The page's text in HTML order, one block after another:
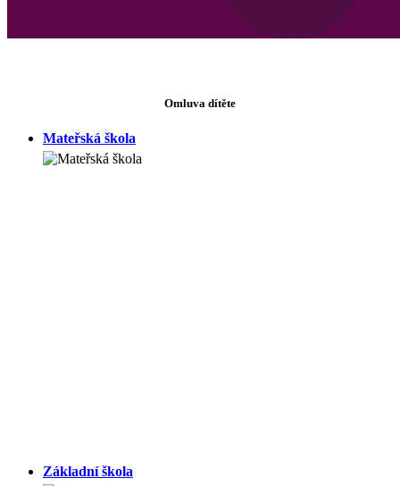
Omluva dítěte
Mateřská škola
Základní škola